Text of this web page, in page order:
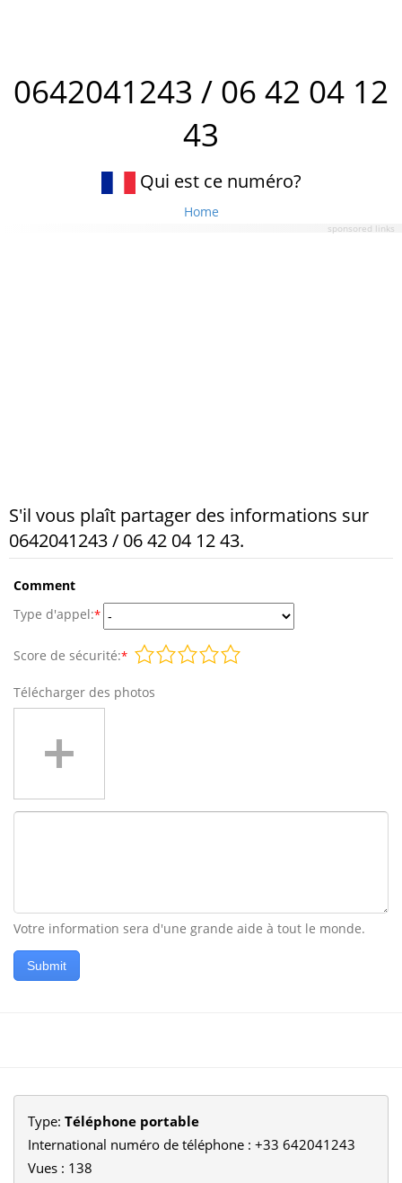
0642041243 / 06 42 04 12
43
Qui est ce numéro?
Home
sponsored links
S'il vous plaît partager des informations sur
0642041243 / 06 42 04 12 43.
Comment
Type d'appel:*
Score de sécurité:*
Télécharger des photos
Votre information sera d'une grande aide à tout le monde.
Submit
Type: Téléphone portable
International numéro de téléphone : +33 642041243
Vues : 138